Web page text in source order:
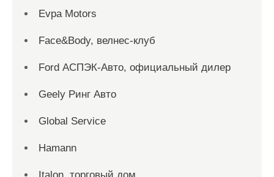
Evpa Motors
Face&Body, велнес-клуб
Ford АСПЭК-Авто, официальный дилер
Geely Ринг Авто
Global Service
Hamann